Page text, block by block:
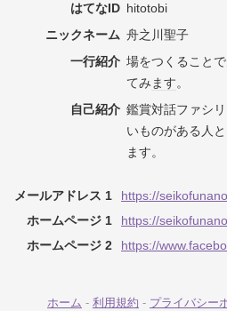
はてなID hitotobi
ニックネーム 舟之川聖子
一行紹介 場をつくること
てみます。
自己紹介 鑑賞対話ファシ
いものがある人
ます。
メールアドレス 1
https://
ホームページ 1
https://
ホームページ 2
https://
ホーム - 利用規約 - プライバシー